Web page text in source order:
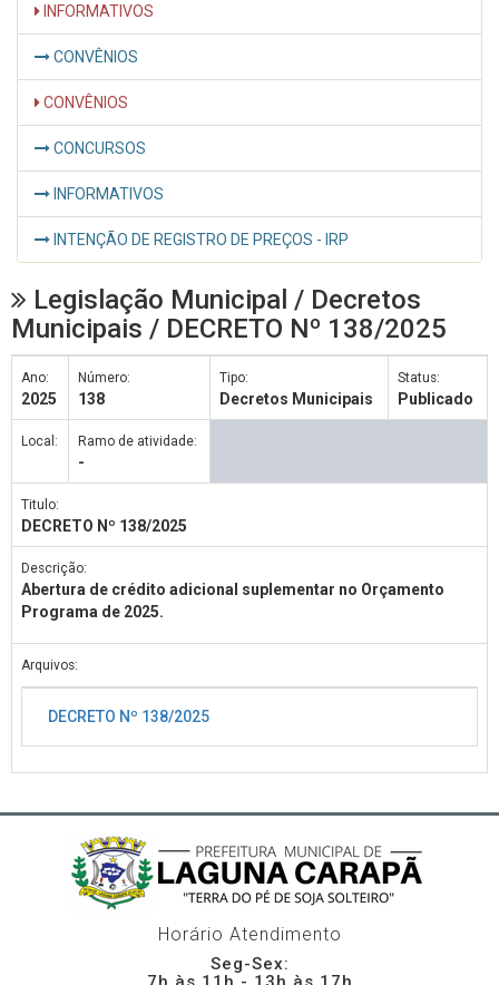
INFORMATIVOS
CONVÊNIOS
CONVÊNIOS
CONCURSOS
INFORMATIVOS
INTENÇÃO DE REGISTRO DE PREÇOS - IRP
Legislação Municipal / Decretos
Municipais / DECRETO Nº 138/2025
Ano:
2025
Número:
138
Tipo:
Decretos Municipais
Status:
Publicado
Local: Ramo de atividade:
-
Titulo:
DECRETO Nº 138/2025
Descrição:
Abertura de crédito adicional suplementar no Orçamento
Programa de 2025.
Arquivos:
DECRETO Nº 138/2025
Horário Atendimento
Seg-Sex: